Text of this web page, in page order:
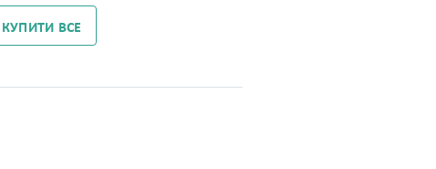
КУПИТИ ВСЕ